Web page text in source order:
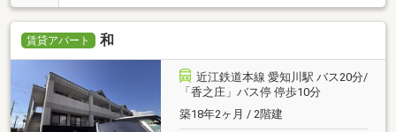
賃貸アパート 和
近江鉄道本線 愛知川駅 バス20分/
「香之庄」バス停 停歩10分
築18年2ヶ月 / 2階建